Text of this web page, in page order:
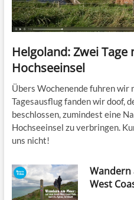
Helgoland: Zwei
Hochseeinsel
Übers Wochenende fuhren wir
Tagesausflug fanden wir doof,
beschlossen, zumindest eine
Hochseeinsel zu verbringen.
uns nicht!
Wandern
West